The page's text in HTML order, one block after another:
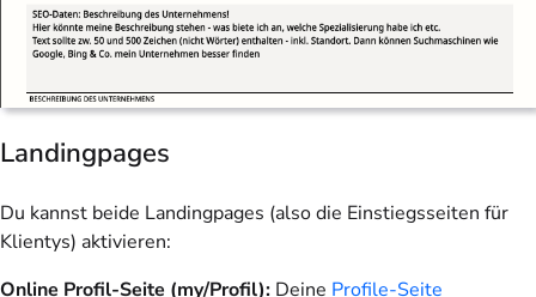
Landingpages
Du kannst beide Landingpages (also die Einstiegsseiten für
Klientys) aktivieren:
Online Profil-Seite (my/Profil): Deine Profile-Seite